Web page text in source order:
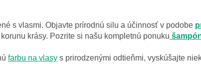
s vlasmi. Objavte prírodnú silu a účinnosť v podobe
krásy. Pozrite si našu kompletnú ponuku
farbu na vlasy s prirodzenými odtieňmi, vyskúšajte